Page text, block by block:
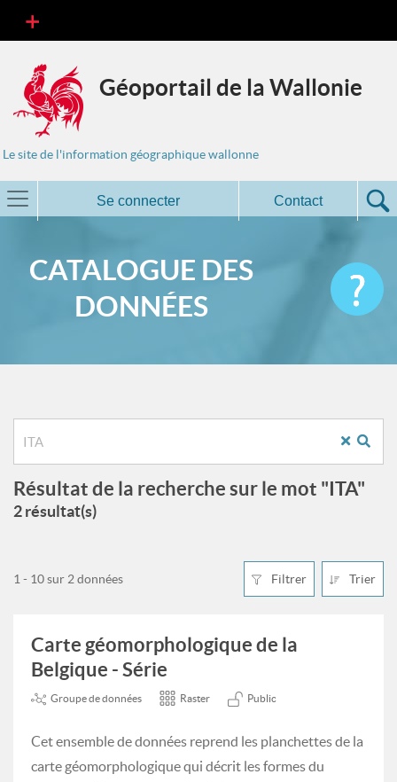
Géoportail de la Wallonie
Le site de l'information géographique wallonne
Se connecter Contact
CATALOGUE DES
DONNÉES
Résultat de la recherche sur le mot "ITA"
2 résultat(s)
Filtrer Trier
1 - 10 sur 2 données
Carte géomorphologique de la
Belgique - Série
Groupe de données Raster Public
Cet ensemble de données reprend les planchettes de la
carte géomorphologique qui décrit les formes du